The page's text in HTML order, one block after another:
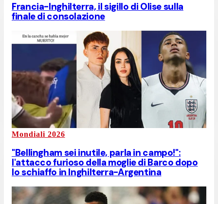
Francia-Inghilterra, il sigillo di Olise sulla
finale di consolazione
Mondiali 2026
"Bellingham sei inutile, parla in campo!":
l'attacco furioso della moglie di Barco dopo
lo schiaffo in Inghilterra-Argentina